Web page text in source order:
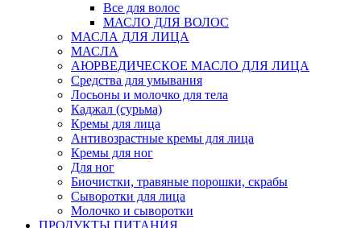
Все для волос
МАСЛО ДЛЯ ВОЛОС
МАСЛА ДЛЯ ЛИЦА
МАСЛА
АЮРВЕДИЧЕСКОЕ МАСЛО ДЛЯ ЛИЦА
Средства для умывания
Лосьоны и молочко для тела
Каджал (сурьма)
Кремы для лица
Антивозрастные кремы для лица
Кремы для ног
Для ног
Биочистки, травяные порошки, скрабы
Сыворотки для лица
Молочко и сыворотки
ПРОДУКТЫ ПИТАНИЯ